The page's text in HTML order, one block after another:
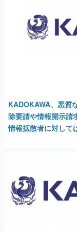
若
『う
一先
ゲー
「経
の起源
イニー
カテゴ
マンガ
女性向け
KADOKAWA、悪質
除要請や情報開示請
情報拡散者に対して